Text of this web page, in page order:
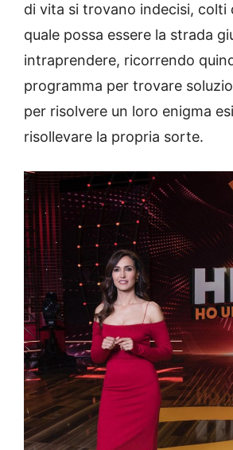
di vita si trovano indecisi, colti
quale possa essere la strada
intraprendere, ricorrendo
programma per trovare
per risolvere un loro enigma
risollevare la propria sorte.